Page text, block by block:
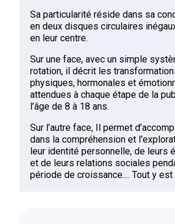
Sa particularité réside dans sa
en deux disques circulaires
en leur centre.
Sur une face, avec un simple
rotation, il décrit les
physiques, hormonales et
attendues à chaque étape de la
l’âge de 8 à 18 ans.
Sur l’autre face, Il permet
dans la compréhension et
leur identité personnelle, de leurs
et de leurs relations sociales
période de croissance.... Tout y est